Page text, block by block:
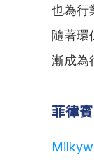
也為行
隨著環
漸成為
菲律